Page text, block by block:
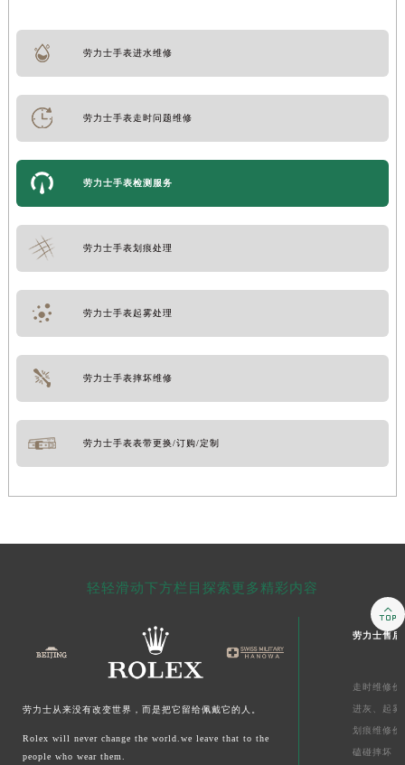
劳力士手表进水维修
劳力士手表走时问题维修
劳力士手表检测服务
劳力士手表划痕处理
劳力士手表起雾处理
劳力士手表摔坏维修
劳力士手表表带更换/订购/定制
轻轻滑动下方栏目探索更多精彩内容
劳力士从来没有改变世界，而是把它留给佩戴它的人。
Rolex will never change the world.we leave that to the
people who wear them.
劳力士售后
走时维修价
进灰、 起雾
划痕维修价
磕碰摔坏
